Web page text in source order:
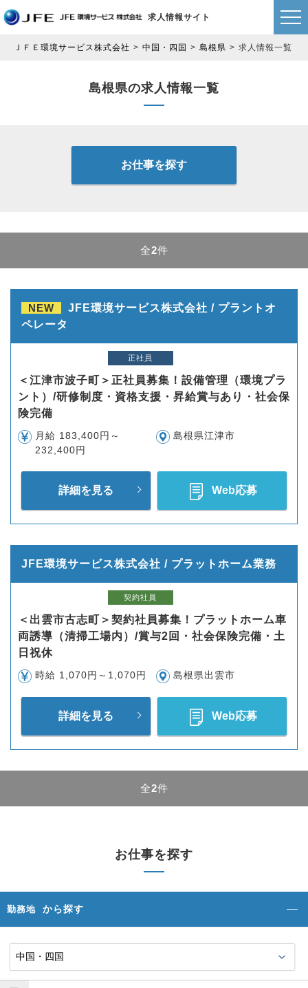
求人情報サイト
ＪＦＥ環境サービス株式会社 中国・四国 島根県 求人情報一覧
島根県の求人情報一覧
お仕事を探す
全2件
NEW
JFE環境サービス株式会社 / プラントオ
ペレータ
正社員
＜江津市波子町＞正社員募集！設備管理（環境プラ
ント）/研修制度・資格支援・昇給賞与あり・社会保
険完備
月給 183,400円～
232,400円
島根県江津市
詳細を見る Web応募
JFE環境サービス株式会社 / プラットホーム業務
契約社員
＜出雲市古志町＞契約社員募集！プラットホーム車
両誘導（清掃工場内）/賞与2回・社会保険完備・土
日祝休
時給 1,070円～1,070円 島根県出雲市
詳細を見る Web応募
全2件
お仕事を探す
勤務地 から探す